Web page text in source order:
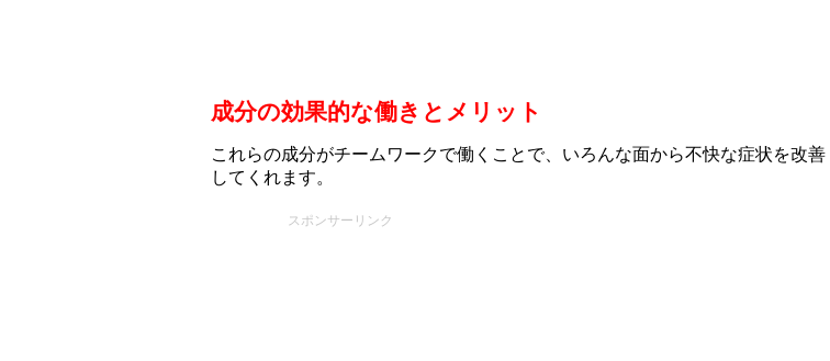
成分の効果的な働きとメリット
これらの成分がチームワークで働くことで、いろんな面から不快な症状を改善
してくれます。
スポンサーリンク